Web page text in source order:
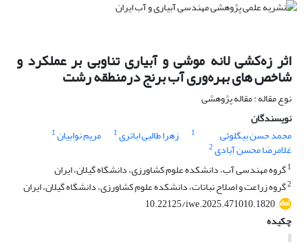
اثر زه‌کشی لانه موشی و آبیاری تناوبی بر عملکرد و
شاخص های بهره‌وری آب برنج درمنطقه رشت
نوع مقاله : مقاله پژوهشی
نویسندگان
محمد حسن بیگلوئی
1 زهرا طالبی اباتری1 مریم نوابیان1
غلامرضا محسن آبادی2
1گروه مهندسی آب، دانشکده علوم کشاورزی، دانشگاه گیلان، ایران
2گروه زراعت و اصلاح نباتات، دانشکده علوم کشاورزی، دانشگاه گیلان، ایران
10.22125/iwe.2025.471010.1820
چکیده